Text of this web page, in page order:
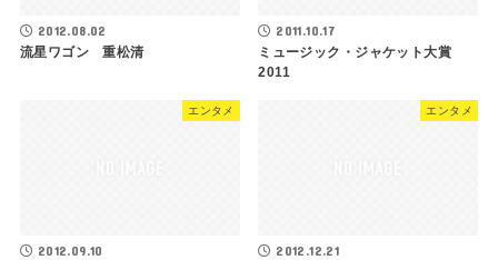
2012.08.02
流星ワゴン 重松清
2011.10.17
ミュージック・ジャケット大賞
2011
エンタメ
2012.09.10
エンタメ
2012.12.21